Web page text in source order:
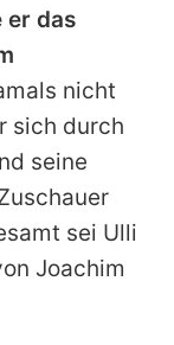
er das
nicht
sich durch
seine
sei Ulli
Joachim